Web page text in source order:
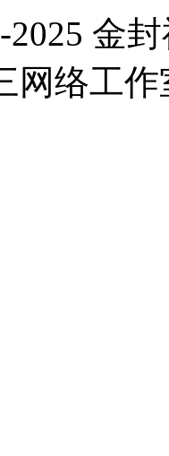
金
网络工